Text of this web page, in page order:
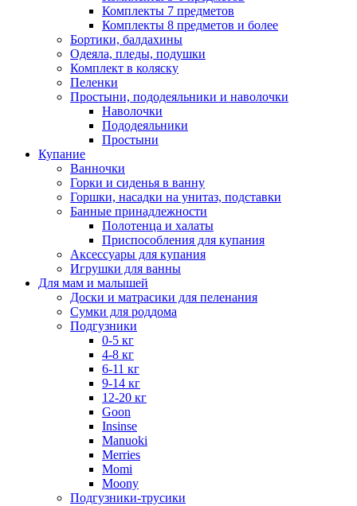
Комплекты 7 предметов
Комплекты 8 предметов и более
Бортики, балдахины
Одеяла, пледы, подушки
Комплект в коляску
Пеленки
Простыни, пододеяльники и наволочки
Наволочки
Пододеяльники
Простыни
Купание
Ванночки
Горки и сиденья в ванну
Горшки, насадки на унитаз, подставки
Банные принадлежности
Полотенца и халаты
Приспособления для купания
Аксессуары для купания
Игрушки для ванны
Для мам и малышей
Доски и матрасики для пеленания
Сумки для роддома
Подгузники
0-5 кг
4-8 кг
6-11 кг
9-14 кг
12-20 кг
Goon
Insinse
Manuoki
Merries
Momi
Moony
Подгузники-трусики